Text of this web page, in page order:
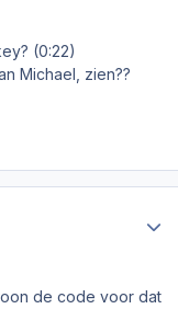
(0:22)
Michael, zien??
de code voor dat